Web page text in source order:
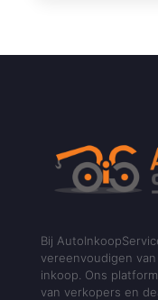
Bij
vereenvoudigen
inkoop. Ons
van verkopers en